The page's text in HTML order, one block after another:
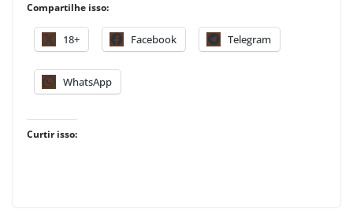
Compartilhe isso:
18+ Facebook Telegram
WhatsApp
Curtir isso: